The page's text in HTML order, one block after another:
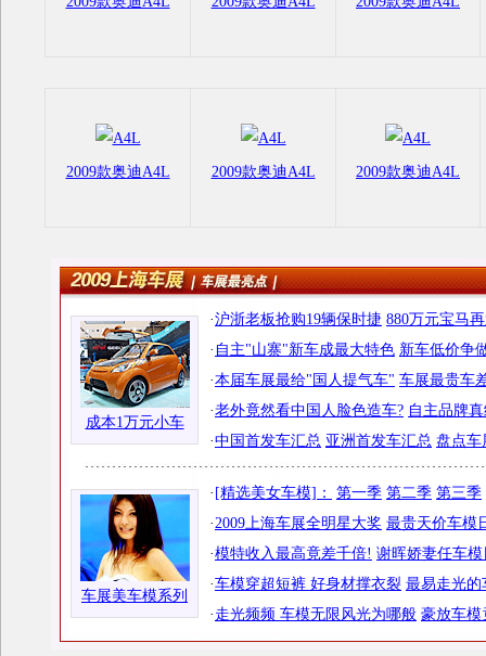
2009款奥迪A4L 2009款奥迪A4L 2009款奥迪A4L
成本1万元小车
·沪浙老板抢购19辆保时捷 880万元宝马
· 自主"山寨"新车成最大特色 新车低价争
·本届车展最给"国人提气车" 车展最贵车
·老外竟然看中国人脸色造车? 自主品牌
·中国首发车汇总 亚洲首发车汇总 盘点车
车展美车模系列
· [精选美女车模]： 第一季 第二季 第三季
·2009上海车展全明星大奖 最贵天价车模
·模特收入最高竟差千倍! 谢晖娇妻任车
·车模穿超短裤 好身材撑衣裂 最易走光的
· 走光频频 车模无限风光为哪般 豪放车模